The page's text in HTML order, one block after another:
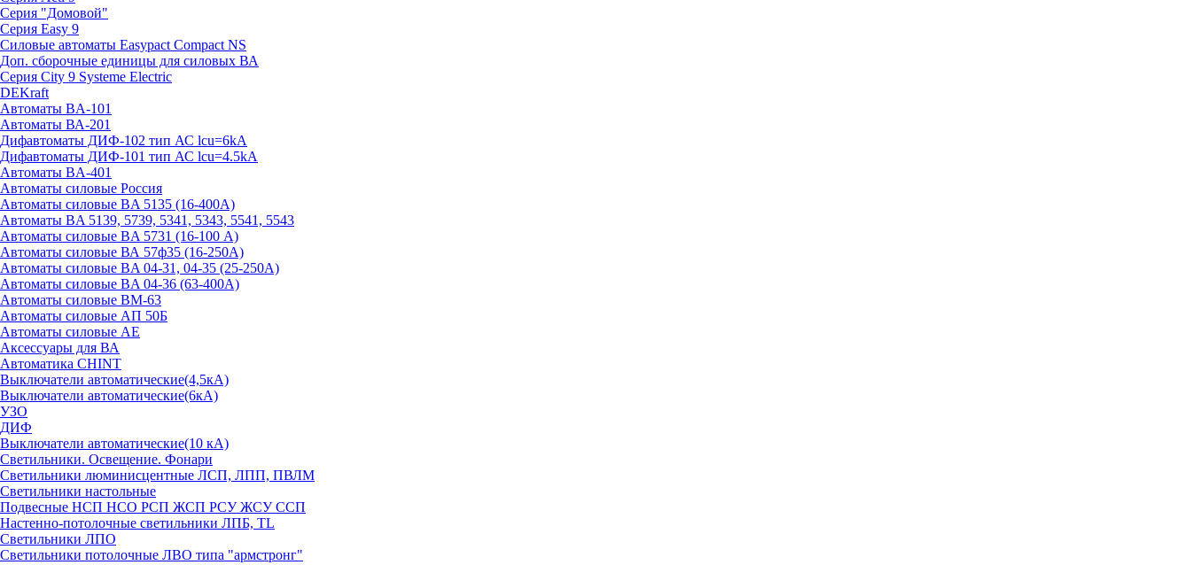
Серия "Домовой"
Серия Easy 9
Силовые автоматы Easypact Compact NS
Доп. сборочные единицы для силовых ВА
Серия City 9 Systeme Electric
DEKraft
Автоматы BA-101
Автоматы ВА-201
Дифавтоматы ДИФ-102 тип АС lcu=6kA
Дифавтоматы ДИФ-101 тип АС lcu=4.5kA
Автоматы BA-401
Автоматы силовые Россия
Автоматы силовые BA 5135 (16-400А)
Автоматы BA 5139, 5739, 5341, 5343, 5541, 5543
Автоматы силовые BA 5731 (16-100 А)
Автоматы силовые ВА 57ф35 (16-250А)
Автоматы силовые BA 04-31, 04-35 (25-250А)
Автоматы силовые BA 04-36 (63-400А)
Автоматы силовые ВМ-63
Автоматы силовые АП 50Б
Автоматы силовые АЕ
Аксессуары для ВА
Автоматика CHINT
Выключатели автоматические(4,5кА)
Выключатели автоматические(6кА)
УЗО
ДИФ
Выключатели автоматические(10 кА)
Светильники. Освещение. Фонари
Светильники люминисцентные ЛСП, ЛПП, ПВЛМ
Светильники настольные
Подвесные НСП НСО РСП ЖСП РСУ ЖСУ ССП
Настенно-потолочные светильники ЛПБ, TL
Светильники ЛПО
Светильники потолочные ЛВО типа "армстронг"